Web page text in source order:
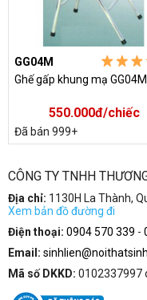
GG04M
Ghế gấp khung mạ GG04M
550.000đ/chiếc
Đã bán 999+
CÔNG TY TNHH
Địa chỉ: 1130H La Thành,
Xem bản đồ đường đi
Điện thoại: 0904 570 339 -
Email:
Mã số DKKD: 0102337997